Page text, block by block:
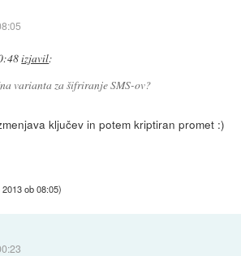
izjavil:
varianta za šifriranje SMS-ov?
ključev in potem kriptiran promet :)
2013 ob 08:05)